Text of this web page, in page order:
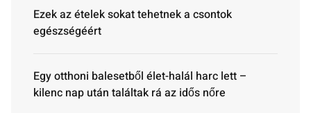
Ezek az ételek sokat tehetnek a csontok
egészségéért
Egy otthoni balesetből élet-halál harc lett –
kilenc nap után találtak rá az idős nőre